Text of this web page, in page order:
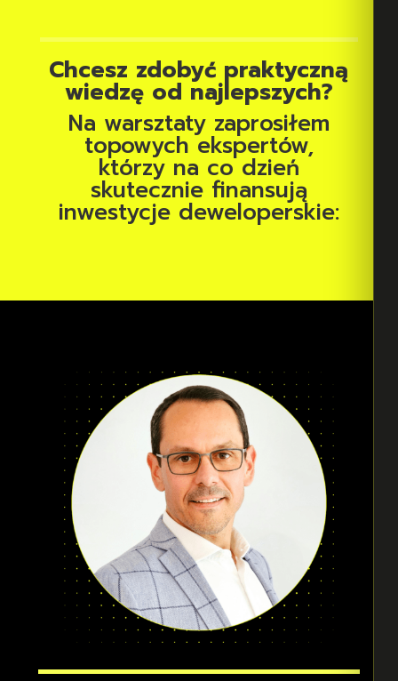
Chcesz zdobyć praktyczną
wiedzę od najlepszych?
Na warsztaty zaprosiłem
topowych ekspertów,
którzy na co dzień
skutecznie finansują
inwestycje deweloperskie: